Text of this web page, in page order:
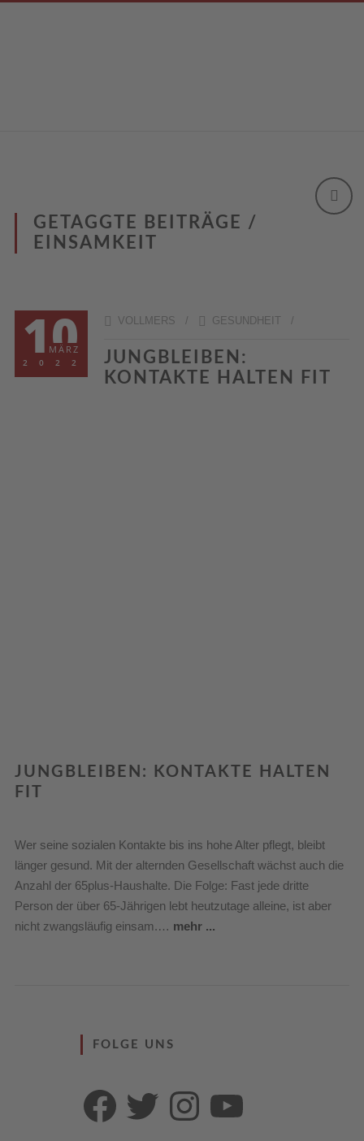
GETAGGTE BEITRÄGE /
EINSAMKEIT
10
MÄRZ
2022
VOLLMERS / GESUNDHEIT /
JUNGBLEIBEN:
KONTAKTE HALTEN FIT
JUNGBLEIBEN: KONTAKTE HALTEN
FIT
Wer seine sozialen Kontakte bis ins hohe Alter pflegt, bleibt
länger gesund. Mit der alternden Gesellschaft wächst auch die
Anzahl der 65plus-Haushalte. Die Folge: Fast jede dritte
Person der über 65-Jährigen lebt heutzutage alleine, ist aber
nicht zwangsläufig einsam.… mehr ...
FOLGE UNS
FacebookTwitter Instagram